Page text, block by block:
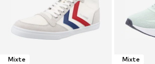
Mixte Mixte